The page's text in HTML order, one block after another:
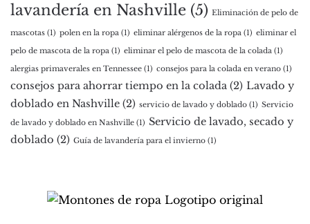
lavandería en Nashville (5) Eliminación de pelo de
mascotas (1) polen en la ropa (1) eliminar alérgenos de la ropa (1) eliminar el
pelo de mascota de la ropa (1) eliminar el pelo de mascota de la colada (1)
alergias primaverales en Tennessee (1) consejos para la colada en verano (1)
consejos para ahorrar tiempo en la colada (2) Lavado y
doblado en Nashville (2) servicio de lavado y doblado (1) Servicio
de lavado y doblado en Nashville (1) Servicio de lavado, secado y
doblado (2) Guía de lavandería para el invierno (1)